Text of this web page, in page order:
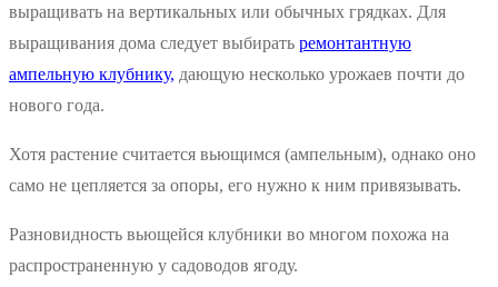
выращивать на вертикальных или обычных грядках. Для
выращивания дома следует выбирать ремонтантную
ампельную клубнику, дающую несколько урожаев почти до
нового года.
Хотя растение считается вьющимся (ампельным), однако оно
само не цепляется за опоры, его нужно к ним привязывать.
Разновидность вьющейся клубники во многом похожа на
распространенную у садоводов ягоду.